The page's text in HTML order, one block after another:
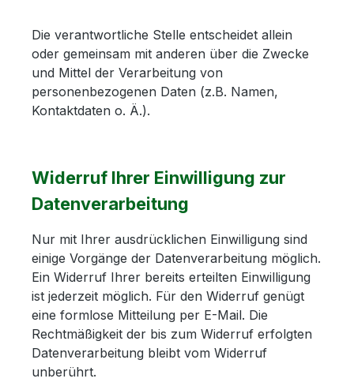
Die verantwortliche Stelle entscheidet allein
oder gemeinsam mit anderen über die Zwecke
und Mittel der Verarbeitung von
personenbezogenen Daten (z.B. Namen,
Kontaktdaten o. Ä.).
Widerruf Ihrer Einwilligung zur
Datenverarbeitung
Nur mit Ihrer ausdrücklichen Einwilligung sind
einige Vorgänge der Datenverarbeitung möglich.
Ein Widerruf Ihrer bereits erteilten Einwilligung
ist jederzeit möglich. Für den Widerruf genügt
eine formlose Mitteilung per E-Mail. Die
Rechtmäßigkeit der bis zum Widerruf erfolgten
Datenverarbeitung bleibt vom Widerruf
unberührt.